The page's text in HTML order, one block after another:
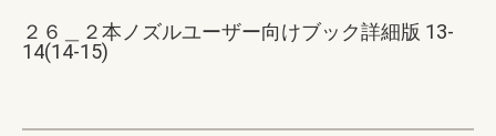
２６＿２本ノズルユーザー向けブック詳細版 13-
14(14-15)